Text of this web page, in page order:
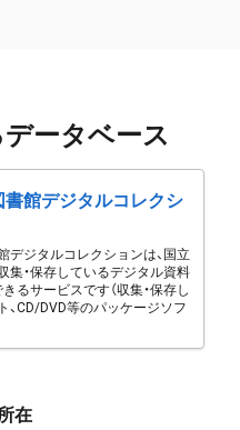
ータベース
書館デジタルコレクシ
デジタルコレクションは、国立
集・保存しているデジタル資料
るサービスです（収集・保存し
、CD/DVD等のパッケージソフ
在